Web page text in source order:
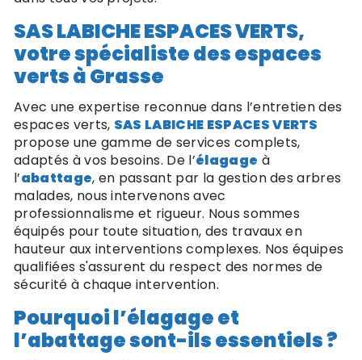
SAS LABICHE ESPACES VERTS,
votre spécialiste des espaces
verts à Grasse
Avec une expertise reconnue dans l’entretien des
espaces verts, SAS LABICHE ESPACES VERTS
propose une gamme de services complets,
adaptés à vos besoins. De l’élagage à
l’abattage, en passant par la gestion des arbres
malades, nous intervenons avec
professionnalisme et rigueur. Nous sommes
équipés pour toute situation, des travaux en
hauteur aux interventions complexes. Nos équipes
qualifiées s'assurent du respect des normes de
sécurité à chaque intervention.
Pourquoi l’élagage et
l’abattage sont-ils essentiels ?